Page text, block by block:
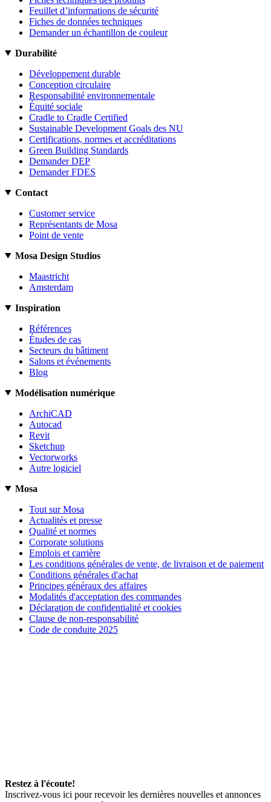
Feuillet d’informations de sécurité
Fiches de données techniques
Demander un échantillon de couleur
Durabilité
Développement durable
Conception circulaire
Responsabilité environnementale
Équité sociale
Cradle to Cradle Certified
Sustainable Development Goals des NU
Certifications, normes et accréditations
Green Building Standards
Demander DEP
Demander FDES
Contact
Customer service
Représentants de Mosa
Point de vente
Mosa Design Studios
Maastricht
Amsterdam
Inspiration
Références
Études de cas
Secteurs du bâtiment
Salons et événements
Blog
Modélisation numérique
ArchiCAD
Autocad
Revit
Sketchup
Vectorworks
Autre logiciel
Mosa
Tout sur Mosa
Actualités et presse
Qualité et normes
Corporate solutions
Emplois et carrière
Les conditions générales de vente, de livraison et de paiement
Conditions générales d'achat
Principes généraux des affaires
Modalités d'acceptation des commandes
Déclaration de confidentialité et cookies
Clause de non-responsabilité
Code de conduite 2025
Restez à l'écoute!
Inscrivez-vous ici pour recevoir les dernières nouvelles et annonces